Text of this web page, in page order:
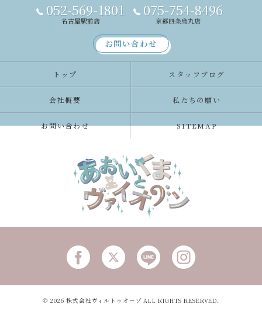
052-569-1801
名古屋駅前店
075-754-8496
京都四条烏丸店
お問い合わせ
トップ スタッフブログ
会社概要 私たちの願い
お問い合わせ SITEMAP
© 2026 株式会社ヴィルトゥオーゾ ALL RIGHTS RESERVED.